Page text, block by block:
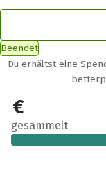
Beendet
Du erhältst eine
1.045 €
gesammelt